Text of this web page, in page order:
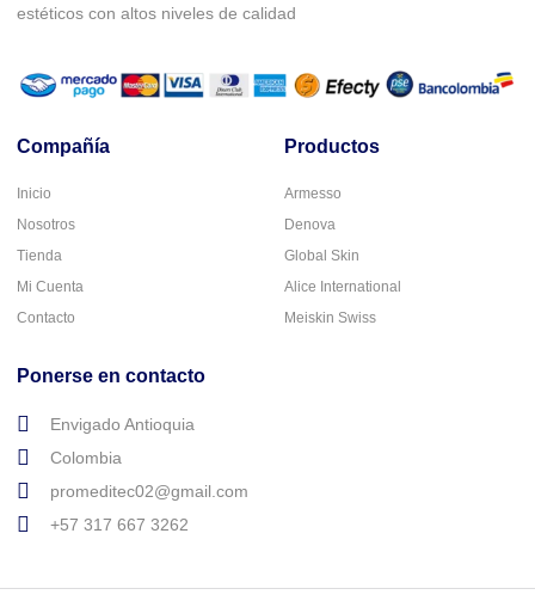
estéticos con altos niveles de calidad
Compañía
Inicio
Nosotros
Tienda
Mi Cuenta
Contacto
Productos
Armesso
Denova
Global Skin
Alice International
Meiskin Swiss
Ponerse en contacto
Envigado Antioquia
Colombia
promeditec02@gmail.com
+57 317 667 3262